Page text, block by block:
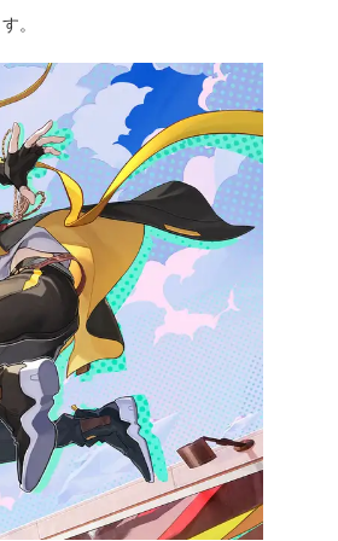
。